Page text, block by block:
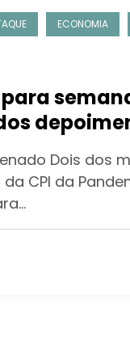
ECONOMIA
para
Marconny
Dois dos
CPI da